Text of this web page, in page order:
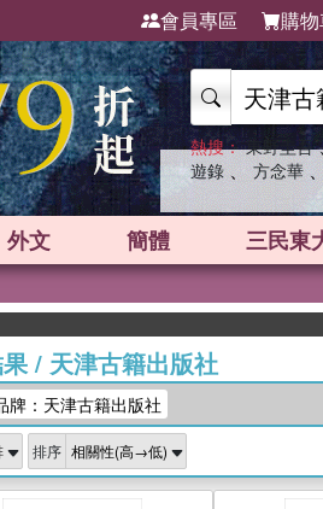
會員專區 購
熱搜： 東野圭吾
遊錄 、 方念華 、
外文 簡體 三民東
/ 天津古籍出版社
牌：天津古籍出版社
排序